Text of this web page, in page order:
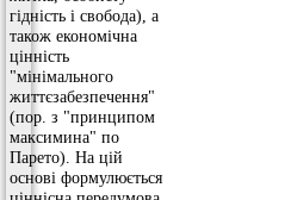
гідність і свобода), а
також економічна
цінність
"мінімального
життєзабезпечення"
(пор. з "принципом
максимина" по
Парето). На цій
основі формулюється